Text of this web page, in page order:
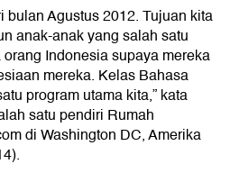
bulan Agustus 2012. Tujuan kita
anak-anak yang salah satu
Indonesia supaya mereka
mereka. Kelas Bahasa
program utama kita,” kata
satu pendiri Rumah
di Washington DC, Amerika